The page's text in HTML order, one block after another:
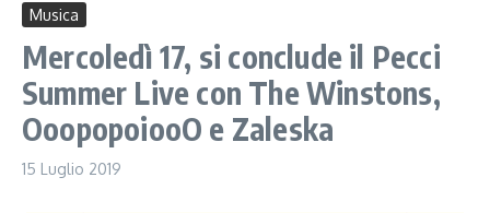
Musica
Mercoledì 17, si conclude il Pecci
Summer Live con The Winstons,
OoopopoiooO e Zaleska
15 Luglio 2019